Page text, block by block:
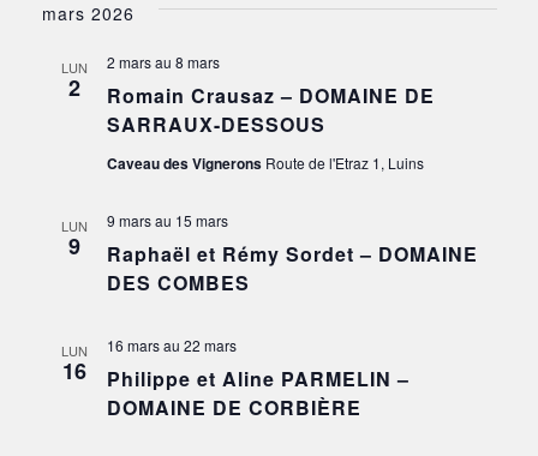
mars 2026
LUN
2
Romain Crausaz – DOMAINE DE
SARRAUX-DESSOUS
2 marsau 8 mars
Caveau des Vignerons Route de l'Etraz 1, Luins
LUN
9
Raphaël et Rémy Sordet – DOMAINE
DES COMBES
9 marsau 15 mars
LUN
16
Philippe et Aline PARMELIN –
DOMAINE DE CORBIÈRE
16 marsau 22 mars